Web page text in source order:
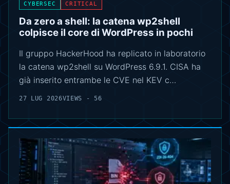
CYBERSEC CRITICAL
Da zero a shell: la catena wp2shell
colpisce il core di WordPress in pochi
Il gruppo HackerHood ha replicato in laboratorio
la catena wp2shell su WordPress 6.9.1. CISA ha
già inserito entrambe le CVE nel KEV c…
27 LUG 2026VIEWS - 56